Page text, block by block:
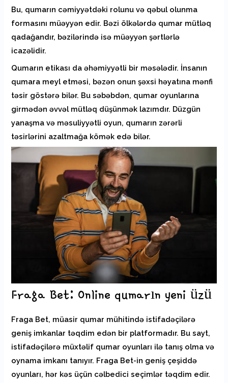
Bu, qumarın cəmiyyətdəki rolunu və qəbul olunma
formasını müəyyən edir. Bəzi ölkələrdə qumar mütləq
qadağandır, bəzilərində isə müəyyən şərtlərlə
icazəlidir.
Qumarın etikası da əhəmiyyətli bir məsələdir. İnsanın
qumara meyl etməsi, bəzən onun şəxsi həyatına mənfi
təsir göstərə bilər. Bu səbəbdən, qumar oyunlarına
girmədən əvvəl mütləq düşünmək lazımdır. Düzgün
yanaşma və məsuliyyətli oyun, qumarın zərərli
təsirlərini azaltmağa kömək edə bilər.
Fraga Bet: Online qumarın yeni üzü
Fraga Bet, müasir qumar mühitində istifadəçilərə
geniş imkanlar təqdim edən bir platformadır. Bu sayt,
istifadəçilərə müxtəlif qumar oyunları ilə tanış olma və
oynama imkanı tanıyır. Fraga Bet-in geniş çeşiddə
oyunları, hər kəs üçün cəlbedici seçimlər təqdim edir.